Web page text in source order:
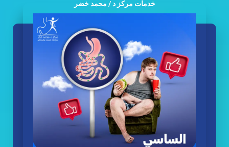
خدمات مركز د / محمد خضر